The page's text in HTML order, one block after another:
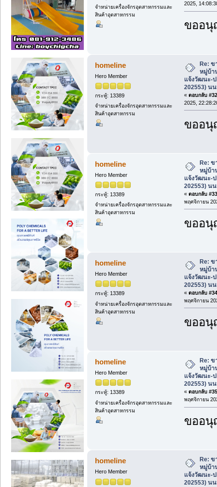
จำหน่ายเครื่องจักรอุตสาหกรรมและ
สินค้าอุตสาหกรรม
2025,
ขออนุ
homeline
Hero Member
กระทู้: 13389
จำหน่ายเครื่องจักรอุตสาหกรรมและ
สินค้าอุตสาหกรรม
Re: ข
หมู่บ้า
แจ้งวัฒนะ-ป
202553) น
« ตอบกลับ
2025,
ขออนุ
homeline
Hero Member
กระทู้: 13389
จำหน่ายเครื่องจักรอุตสาหกรรมและ
สินค้าอุตสาหกรรม
Re: ข
หมู่บ้า
แจ้งวัฒนะ-ป
202553) น
« ตอบกลับ
พฤศจิกายน
ขออนุ
homeline
Hero Member
กระทู้: 13389
จำหน่ายเครื่องจักรอุตสาหกรรมและ
สินค้าอุตสาหกรรม
Re: ข
หมู่บ้า
แจ้งวัฒนะ-ป
202553) น
« ตอบกลับ
พฤศจิกายน
ขออนุ
homeline
Hero Member
กระทู้: 13389
จำหน่ายเครื่องจักรอุตสาหกรรมและ
สินค้าอุตสาหกรรม
Re: ข
หมู่บ้า
แจ้งวัฒนะ-ป
202553) น
« ตอบกลับ
พฤศจิกายน
ขออนุ
homeline
Hero Member
Re: ข
หมู่บ้า
แจ้งวัฒนะ-ป
202553) น